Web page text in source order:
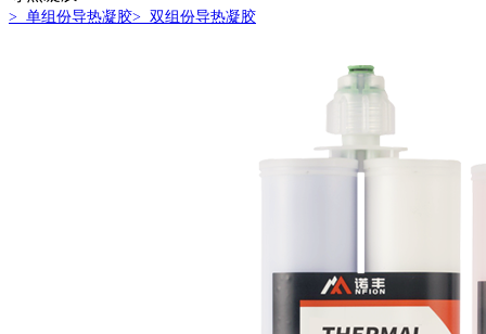
> 单组份导热凝胶> 双组份导热凝胶